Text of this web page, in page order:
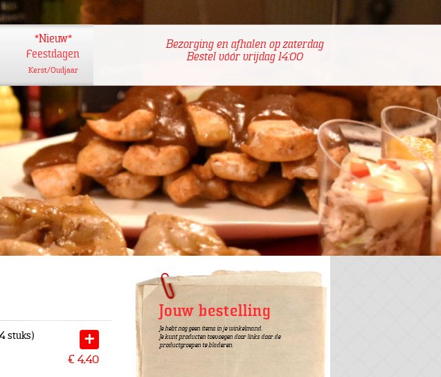
*Nieuw*
Feestdagen
Kerst/Oudjaar
Bezorging en afhalen op zaterdag
Bestel vóór vrijdag 14:00
€ 4,40
stuks)
Jouw bestelling
Je hebt nog geen items in je winkelmand.
Je kunt producten toevoegen door links door de
productgroepen te bladeren.